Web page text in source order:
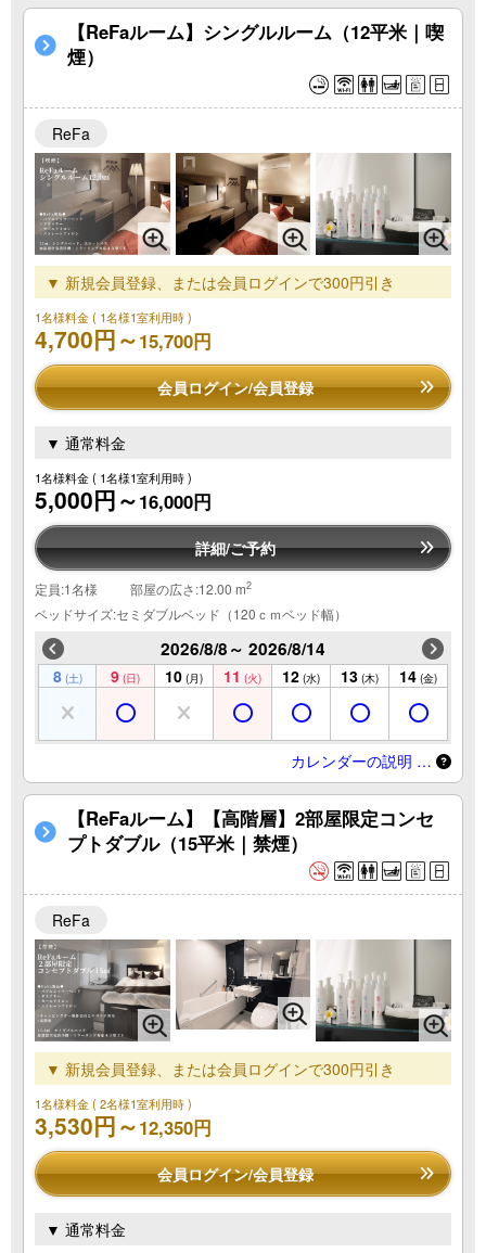
【ReFaルーム】シングルルーム（12平米｜喫
煙）
ReFa
▼ 新規会員登録、または会員ログインで300円引き
1名様料金( 1名様1室利用時 )
4,700円～15,700円
会員ログイン/会員登録
▼ 通常料金
1名様料金( 1名様1室利用時 )
5,000円～16,000円
詳細/ご予約
定員:1名様 部屋の広さ:12.00 m2
ベッドサイズ:セミダブルベッド（120ｃｍベッド幅）
2026/8/8～ 2026/8/14
8 (土) 9 (日) 10 (月) 11 (火) 12 (水) 13 (木) 14 (金)
カレンダーの説明 …
【ReFaルーム】【高階層】2部屋限定コンセ
プトダブル（15平米｜禁煙）
ReFa
▼ 新規会員登録、または会員ログインで300円引き
1名様料金( 2名様1室利用時 )
3,530円～12,350円
会員ログイン/会員登録
▼ 通常料金